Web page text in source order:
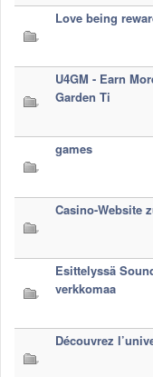
Love being
U4GM - Earn
Garden Ti
games
Casino-Website
Esittelyssä
verkkomaa
Découvrez